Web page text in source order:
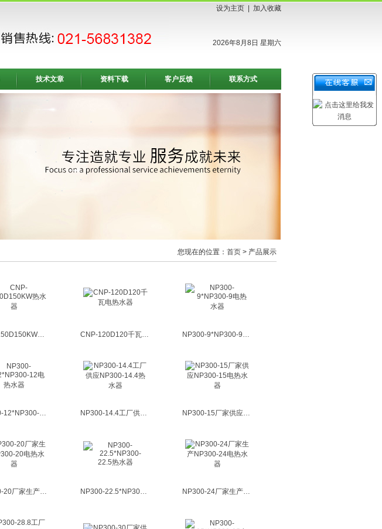
设为主页 加入收藏
2026年8月8日 星期六
技术文章 资料下载 客户反馈 联系方式
您现在的位置： 首页 > 产品展示
CNP-150D150KW热水器 CNP-120D120千瓦电热水器 NP300-9*NP300-9电热水器
NP300-12*NP300-12电热水器 NP300-14.4工厂供应NP300-14.4热水器 NP300-15厂家供应NP300-15电热水器
NP300-20厂家生产NP300-20电热水器 NP300-22.5*NP300-22.5热水器 NP300-24厂家生产NP300-24电热水器